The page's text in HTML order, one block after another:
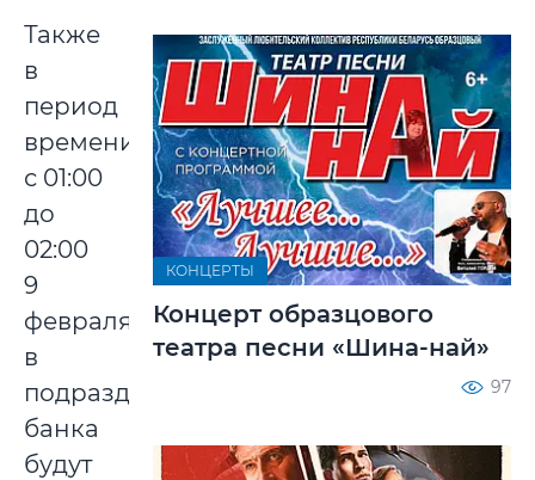
Также
в
период
времени
с 01:00
до
02:00
9
февраля
в
подразделениях
банка
будут
КОНЦЕРТЫ
Концерт образцового
театра песни «Шина-най»
97